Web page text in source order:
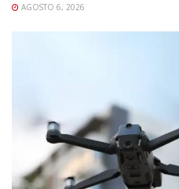
AGOSTO 6, 2026